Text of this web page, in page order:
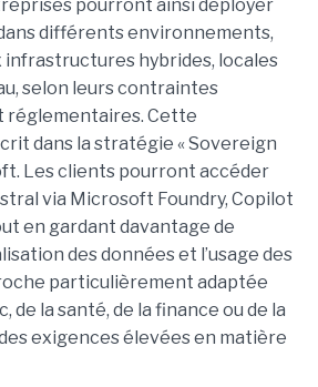
pourront ainsi déployer
différents environnements,
infrastructures hybrides, locales
selon leurs contraintes
réglementaires. Cette
dans la stratégie « Sovereign
Les clients pourront accéder
via Microsoft Foundry, Copilot
en gardant davantage de
des données et l’usage des
particulièrement adaptée
de la santé, de la finance ou de la
exigences élevées en matière